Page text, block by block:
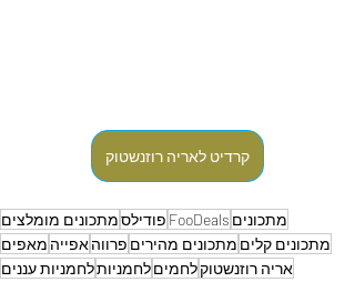
קרדיט לאריה רוזנשטוק
מתכונים FooDeals פודילסמתכונים מומלצים
מתכונים קלים מתכונים מהירים פרווהאפייה מאפים
אריה רוזנשטוקלחמיםלחמניותלחמניות עננים